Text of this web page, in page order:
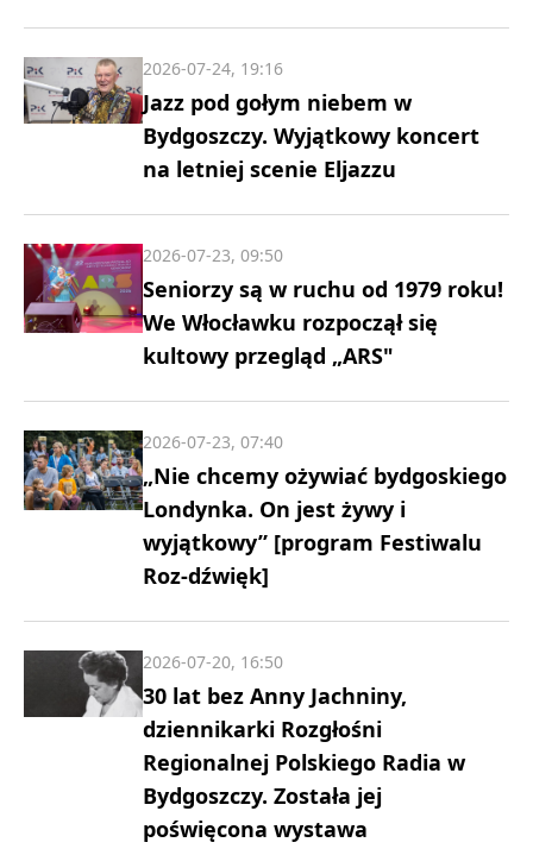
Jazz pod gołym niebem w
Bydgoszczy. Wyjątkowy koncert
na letniej scenie Eljazzu
2026-07-24, 19:16
Seniorzy są w ruchu od 1979 roku!
We Włocławku rozpoczął się
kultowy przegląd „ARS"
2026-07-23, 09:50
„Nie chcemy ożywiać bydgoskiego
Londynka. On jest żywy i
wyjątkowy” [program Festiwalu
Roz-dźwięk]
2026-07-23, 07:40
30 lat bez Anny Jachniny,
dziennikarki Rozgłośni
Regionalnej Polskiego Radia w
Bydgoszczy. Została jej
poświęcona wystawa
2026-07-20, 16:50